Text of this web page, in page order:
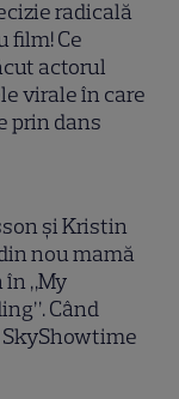
radicală
film! Ce
actorul
virale în care
prin dans
și Kristin
nou mamă
în „My
Când